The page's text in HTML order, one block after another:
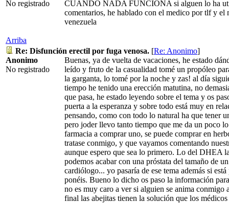
No registrado
CUANDO NADA FUNCIONA si alguen lo ha
comentarios, he hablado con el medico por tlf y el
venezuela
Arriba
Re: Disfunción erectil por fuga venosa. [Re: Anonimo]
Anonimo
No registrado
Buenas, ya de vuelta de vacaciones, he estado
leído y fruto de la casualidad tomé un propóleo
la garganta, lo tomé por la noche y zas! al día
tiempo he tenido una erección matutina, no
que pasa, he estado leyendo sobre el tema y os
puerta a la esperanza y sobre todo está muy en
pensando, como con todo lo natural ha que tener
pero joder llevo tanto tiempo que me da un poco
farmacia a comprar uno, se puede comprar en
tratase conmigo, y que vayamos comentando
aunque espero que sea lo primero. Lo del DHEA
podemos acabar con una próstata del tamaño de
cardiólogo... yo pasaría de ese tema además si
ponéis. Bueno lo dicho os paso la información
no es muy caro a ver si alguien se anima
final las abejitas tienen la solución que los